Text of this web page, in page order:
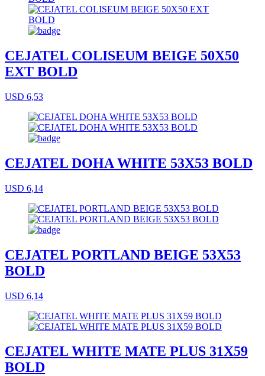
CEJATEL COLISEUM BEIGE 50X50
EXT BOLD
USD 6,53
CEJATEL DOHA WHITE 53X53 BOLD
USD 6,14
CEJATEL PORTLAND BEIGE 53X53
BOLD
USD 6,14
CEJATEL WHITE MATE PLUS 31X59
BOLD